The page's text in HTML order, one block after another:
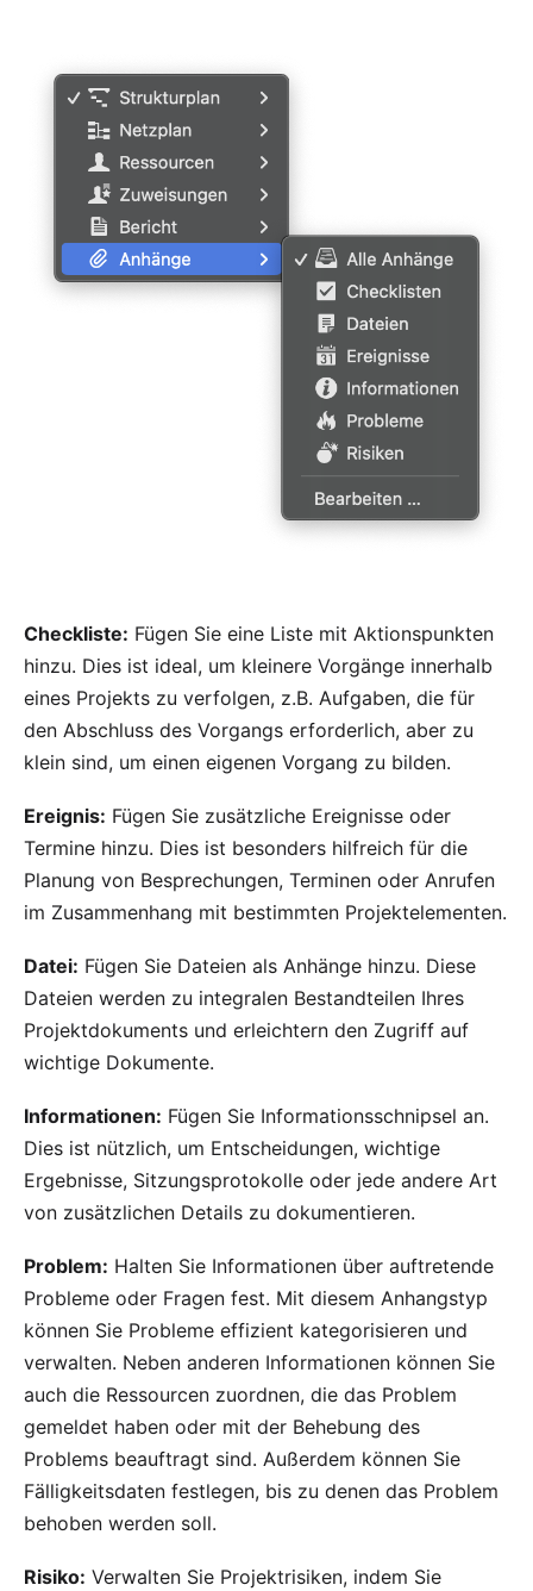
Checkliste: Fügen Sie eine Liste mit Aktionspunkten
hinzu. Dies ist ideal, um kleinere Vorgänge innerhalb
eines Projekts zu verfolgen, z.B. Aufgaben, die für
den Abschluss des Vorgangs erforderlich, aber zu
klein sind, um einen eigenen Vorgang zu bilden.
Ereignis: Fügen Sie zusätzliche Ereignisse oder
Termine hinzu. Dies ist besonders hilfreich für die
Planung von Besprechungen, Terminen oder Anrufen
im Zusammenhang mit bestimmten Projektelementen.
Datei: Fügen Sie Dateien als Anhänge hinzu. Diese
Dateien werden zu integralen Bestandteilen Ihres
Projektdokuments und erleichtern den Zugriff auf
wichtige Dokumente.
Informationen: Fügen Sie Informationsschnipsel an.
Dies ist nützlich, um Entscheidungen, wichtige
Ergebnisse, Sitzungsprotokolle oder jede andere Art
von zusätzlichen Details zu dokumentieren.
Problem: Halten Sie Informationen über auftretende
Probleme oder Fragen fest. Mit diesem Anhangstyp
können Sie Probleme effizient kategorisieren und
verwalten. Neben anderen Informationen können Sie
auch die Ressourcen zuordnen, die das Problem
gemeldet haben oder mit der Behebung des
Problems beauftragt sind. Außerdem können Sie
Fälligkeitsdaten festlegen, bis zu denen das Problem
behoben werden soll.
Risiko: Verwalten Sie Projektrisiken, indem Sie